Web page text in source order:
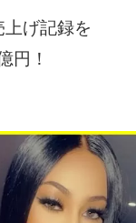
げ記録を
円！